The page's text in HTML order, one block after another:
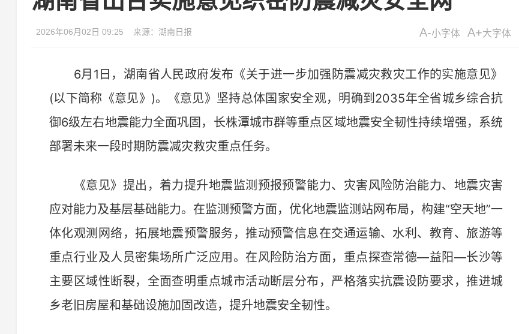
2026年06月02日 09:25 来源：湖南日报 A-小字体 A+大字体
6月1日，湖南省人民政府发布《关于进一步加强防震减灾救灾工作的实施意见》
(以下简称《意见》)。《意见》坚持总体国家安全观，明确到2035年全省城乡综合抗
御6级左右地震能力全面巩固，长株潭城市群等重点区域地震安全韧性持续增强，系统
部署未来一段时期防震减灾救灾重点任务。
《意见》提出，着力提升地震监测预报预警能力、灾害风险防治能力、地震灾害
应对能力及基层基础能力。在监测预警方面，优化地震监测站网布局，构建“空天地”一
体化观测网络，拓展地震预警服务，推动预警信息在交通运输、水利、教育、旅游等
重点行业及人员密集场所广泛应用。在风险防治方面，重点探查常德—益阳—长沙等
主要区域性断裂，全面查明重点城市活动断层分布，严格落实抗震设防要求，推进城
乡老旧房屋和基础设施加固改造，提升地震安全韧性。